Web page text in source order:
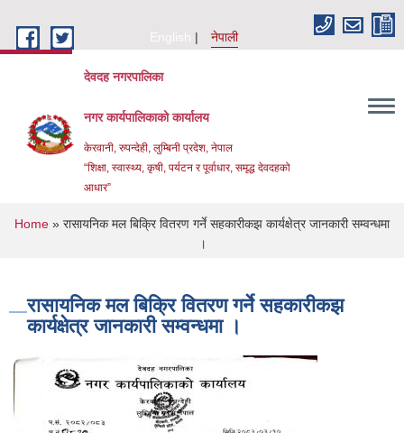
English
नेपाली
देवदह नगरपालिका
नगर कार्यपालिकाको कार्यालय
केरवानी, रुपन्देही, लुम्बिनी प्रदेश, नेपाल
“शिक्षा, स्वास्थ्य, कृषी, पर्यटन र पूर्वाधार, समृद्ध देवदहको
आधार”
You are here
Home » रासायनिक मल बिक्रि वितरण गर्ने सहकारीकझ कार्यक्षेत्र जानकारी सम्वन्धमा
।
रासायनिक मल बिक्रि वितरण गर्ने सहकारीकझ
कार्यक्षेत्र जानकारी सम्वन्धमा ।